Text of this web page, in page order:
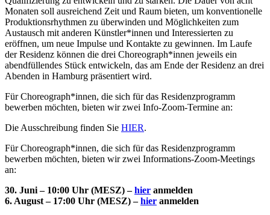
Monaten soll ausreichend Zeit und Raum bieten, um konventionelle
Produktionsrhythmen zu überwinden und Möglichkeiten zum
Austausch mit anderen Künstler*innen und Interessierten zu
eröffnen, um neue Impulse und Kontakte zu gewinnen. Im Laufe
der Residenz können die drei Choreograph*innen jeweils ein
abendfüllendes Stück entwickeln, das am Ende der Residenz an drei
Abenden in Hamburg präsentiert wird.
Für Choreograph*innen, die sich für das Residenzprogramm
bewerben möchten, bieten wir zwei Info-Zoom-Termine an:
Die Ausschreibung finden Sie HIER.
Für Choreograph*innen, die sich für das Residenzprogramm
bewerben möchten, bieten wir zwei Informations-Zoom-Meetings
an:
30. Juni – 10:00 Uhr (MESZ) –hier anmelden
6. August – 17:00 Uhr (MESZ) –hier anmelden